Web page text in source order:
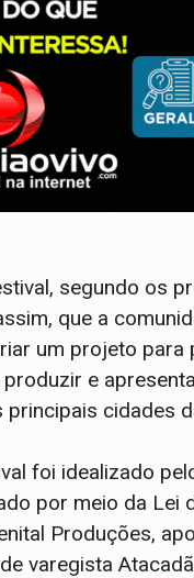
segundo os
que a
um projeto
e
principais cidades
foi idealizado
por meio da Lei
Produções,
varegista